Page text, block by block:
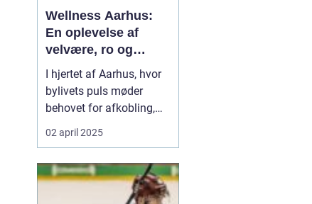
Wellness Aarhus:
En oplevelse af
velvære, ro og
afslapning
I hjertet af Aarhus, hvor
bylivets puls møder
behovet for afkobling,
åbner en verden af
velvære sig op.
af muligheder for dem,
02 april 2025